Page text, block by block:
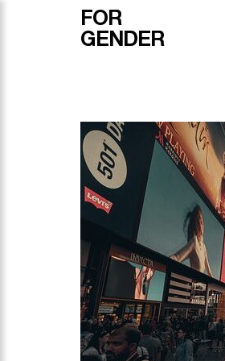
FOR
GENDER